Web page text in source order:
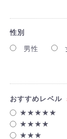
性別
男性
おすすめレベル
★★★★★
★★★★
★★★